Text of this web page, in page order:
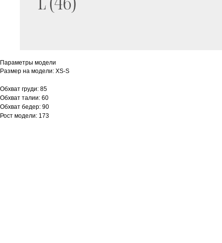
Параметры модели
Размер на модели: XS-S
Обхват груди: 85
Обхват талии: 60
Обхват бедер: 90
Рост модели: 173